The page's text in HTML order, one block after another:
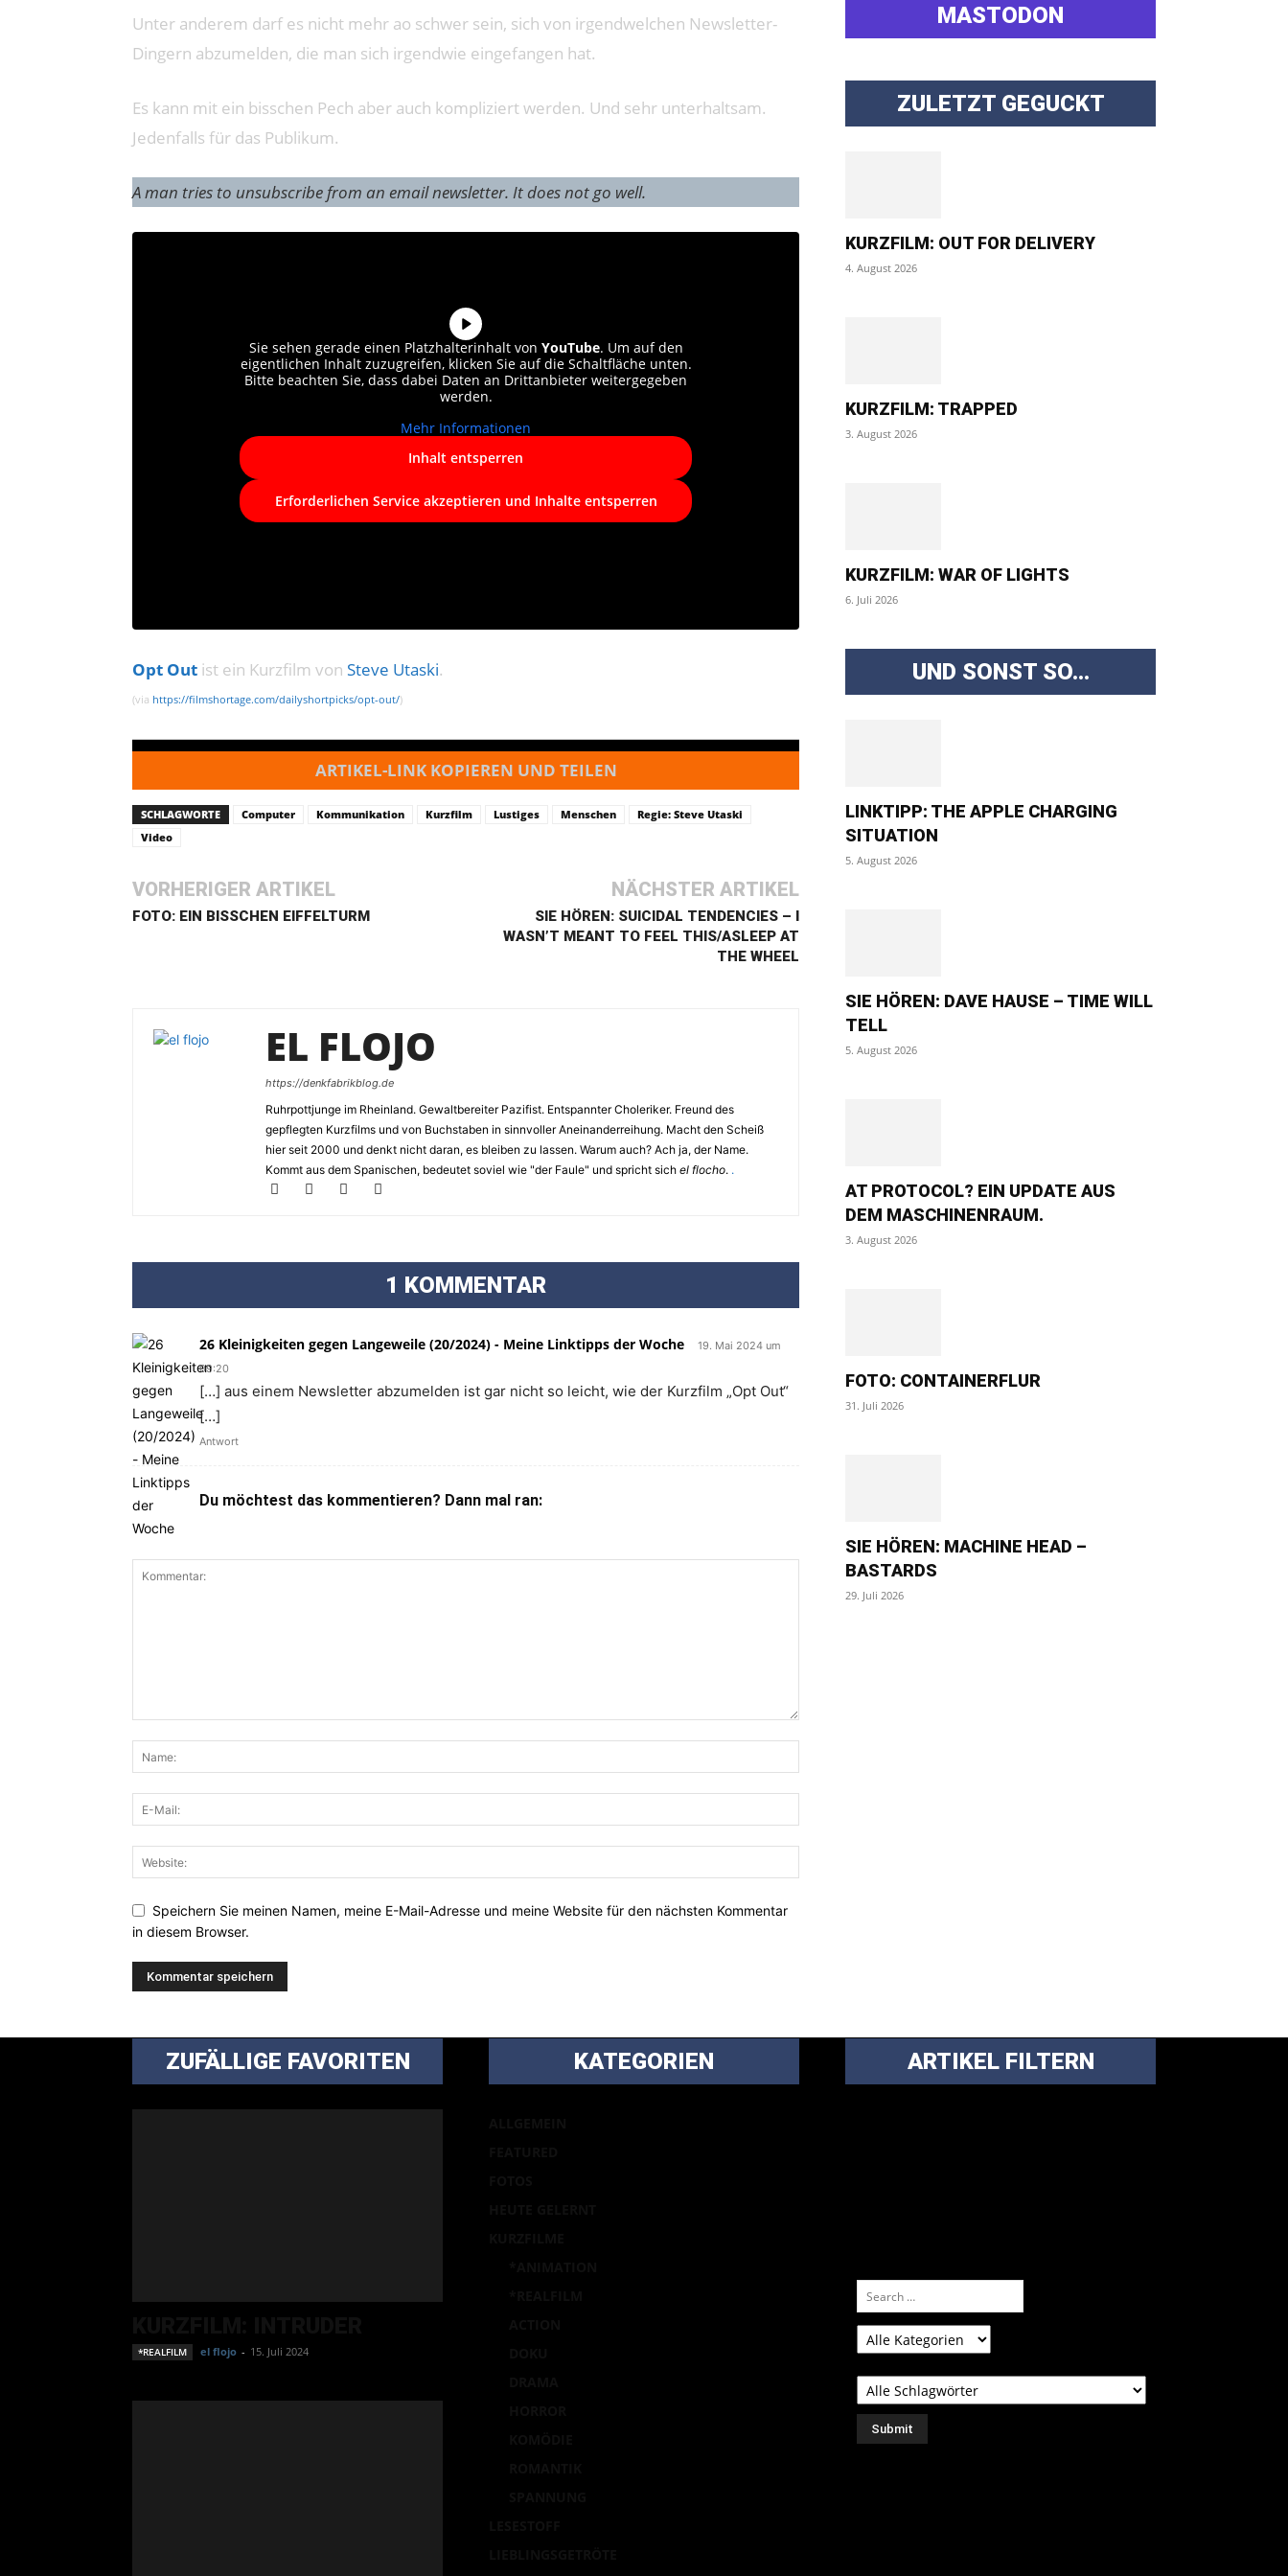
Unter anderem darf es nicht mehr ao schwer sein, sich von irgendwelchen Newsletter-
Dingern abzumelden, die man sich irgendwie eingefangen hat.
Es kann mit ein bisschen Pech aber auch kompliziert werden. Und sehr unterhaltsam.
Jedenfalls für das Publikum.
A man tries to unsubscribe from an email newsletter. It does not go well.
Sie sehen gerade einen Platzhalterinhalt von YouTube. Um auf den
eigentlichen Inhalt zuzugreifen, klicken Sie auf die Schaltfläche unten.
Bitte beachten Sie, dass dabei Daten an Drittanbieter weitergegeben
werden.
Mehr Informationen
Inhalt entsperren
Erforderlichen Service akzeptieren und Inhalte entsperren
Opt Out ist ein Kurzfilm von Steve Utaski.
(via https://filmshortage.com/dailyshortpicks/opt-out/)
ARTIKEL-LINK KOPIEREN UND TEILEN
SCHLAGWORTE Computer Kommunikation Kurzfilm Lustiges Menschen
Regie: Steve Utaski
Video
VORHERIGER ARTIKEL
FOTO: EIN BISSCHEN EIFFELTURM
NÄCHSTER ARTIKEL
SIE HÖREN: SUICIDAL TENDENCIES – I
WASN’T MEANT TO FEEL THIS/ASLEEP AT
THE WHEEL
EL FLOJO
https://denkfabrikblog.de
Ruhrpottjunge im Rheinland. Gewaltbereiter Pazifist. Entspannter Choleriker. Freund des
gepflegten Kurzfilms und von Buchstaben in sinnvoller Aneinanderreihung. Macht den Scheiß
hier seit 2000 und denkt nicht daran, es bleiben zu lassen. Warum auch? Ach ja, der Name.
Kommt aus dem Spanischen, bedeutet soviel wie "der Faule" und spricht sich el flocho. .
1 KOMMENTAR
26 Kleinigkeiten gegen Langeweile (20/2024) - Meine Linktipps der Woche
19. Mai 2024 um
09:20
[…] aus einem Newsletter abzumelden ist gar nicht so leicht, wie der Kurzfilm „Opt Out“
[…]
Antwort
Du möchtest das kommentieren? Dann mal ran:
Speichern Sie meinen Namen, meine E-Mail-Adresse und meine Website für den nächsten Kommentar
in diesem Browser.
MASTODON
ZULETZT GEGUCKT
KURZFILM: OUT FOR DELIVERY
4. August 2026
KURZFILM: TRAPPED
3. August 2026
KURZFILM: WAR OF LIGHTS
6. Juli 2026
UND SONST SO...
LINKTIPP: THE APPLE CHARGING
SITUATION
5. August 2026
SIE HÖREN: DAVE HAUSE – TIME WILL
TELL
5. August 2026
AT PROTOCOL? EIN UPDATE AUS
DEM MASCHINENRAUM.
3. August 2026
FOTO: CONTAINERFLUR
31. Juli 2026
SIE HÖREN: MACHINE HEAD –
BASTARDS
29. Juli 2026
ZUFÄLLIGE FAVORITEN
*REALFILM el flojo - 15. Juli 2024
KATEGORIEN ARTIKEL FILTERN